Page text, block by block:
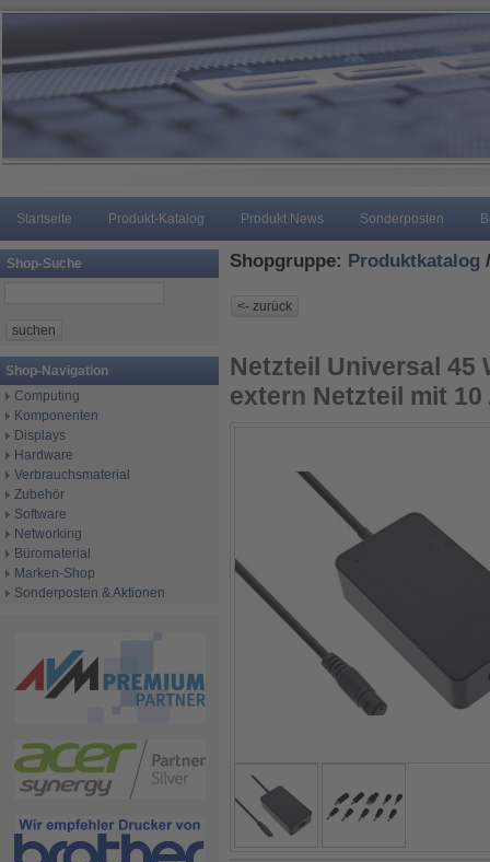
Startseite Produkt-Katalog Produkt News Sonderposten
Shop-Suche
Shop-Navigation
Computing
Komponenten
Displays
Hardware
Verbrauchsmaterial
Zubehör
Software
Networking
Büromaterial
Marken-Shop
Sonderposten & Aktionen
Shopgruppe: Produktkatalog
Netzteil Universal 45
extern Netzteil mit